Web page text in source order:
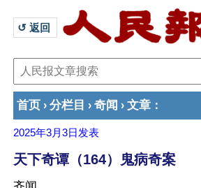
↺ 返回
首页 › 分栏目 › 奇闻 › 文章 ：
2025年3月3日 发表
天下奇谭（164）鬼病奇案